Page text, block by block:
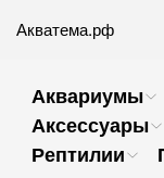
Акватема.рф
Аквариумы
Аксессуары
Рептилии